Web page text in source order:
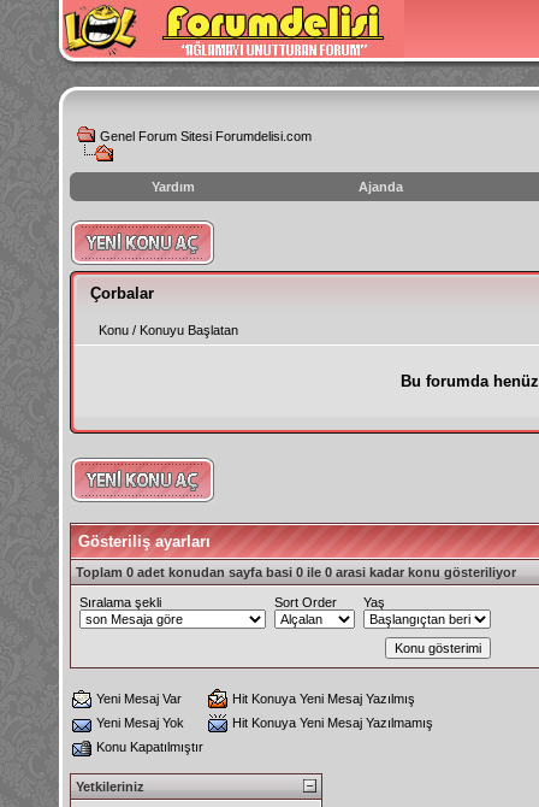
Genel Forum Sitesi Forumdelisi.com
Yardım Ajanda
instagram
izlenme
hilesi
Çorbalar
Konu / Konuyu Başlatan
Bu forumda
Gösteriliş ayarları
Toplam 0 adet konudan sayfa basi 0 ile 0 arasi kadar konu gösteriliyor
Sıralama şekli Sort Order Yaş
Yeni Mesaj Var
Hit Konuya Yeni Mesaj Yazılmış
Yeni Mesaj Yok
Hit Konuya Yeni Mesaj Yazılmamış
Konu Kapatılmıştır
Yetkileriniz